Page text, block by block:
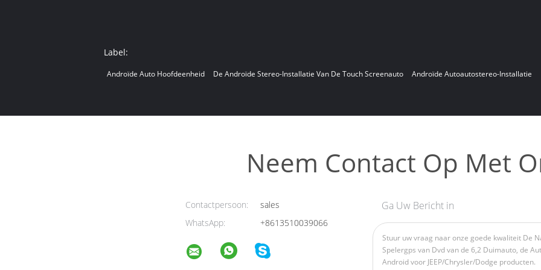
Label:
Androïde Auto Hoofdeenheid De Androïde Stereo-Installatie Van De Touch Screenauto Androïde Autoautostereo-Installatie
Neem Contact Op Met
Contactpersoon:
sales
WhatsApp:
+8613510039066
Ga Uw Bericht in